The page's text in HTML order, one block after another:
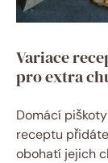
Variace
pro extra
Domácí
receptu
obohatí jejich